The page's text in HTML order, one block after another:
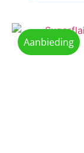
Aanbieding